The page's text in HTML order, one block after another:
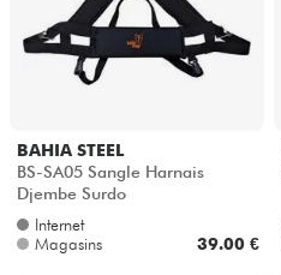
Batteries & Percu
Vents
Violons & Quatuor
BAHIA STEEL
BS-SA05 Sangle Harnais
Djembe Surdo
Internet
Magasins
39.00 €